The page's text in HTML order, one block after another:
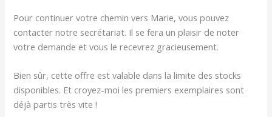
Pour continuer votre chemin vers Marie, vous pouvez
contacter notre secrétariat. Il se fera un plaisir de noter
votre demande et vous le recevrez gracieusement.
Bien sûr, cette offre est valable dans la limite des stocks
disponibles. Et croyez-moi les premiers exemplaires sont
déjà partis très vite !